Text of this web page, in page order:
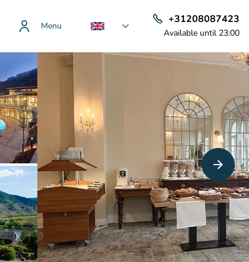
Menu
+31208087423
Available until 23:00